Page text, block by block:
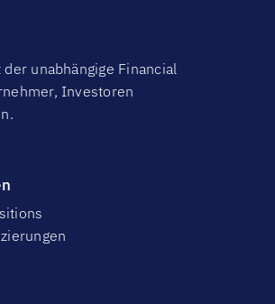
unabhängige Financial
Investoren